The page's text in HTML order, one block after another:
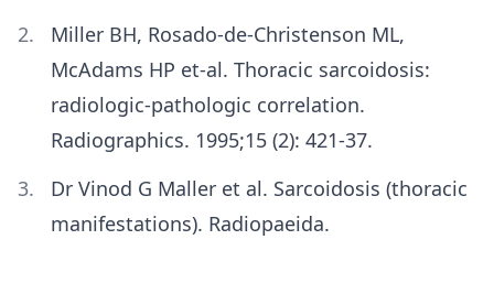
Miller BH, Rosado-de-Christenson ML,
McAdams HP et-al. Thoracic sarcoidosis:
radiologic-pathologic correlation.
Radiographics. 1995;15 (2): 421-37.
Dr Vinod G Maller et al. Sarcoidosis (thoracic
manifestations). Radiopaeida.